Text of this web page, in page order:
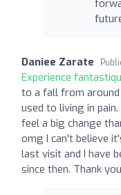
Daniee Zarate
Expérience
to a fall from
used to living in
feel a big change
omg I can't believe
last visit and I have
since then. Thank